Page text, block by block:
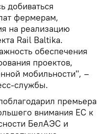
добиваться
фермерам,
на реализацию
Rail Baltika.
обеспечения
проектов,
мобильности", –
службы.
премьера
внимания ЕС к
БелАЭС и